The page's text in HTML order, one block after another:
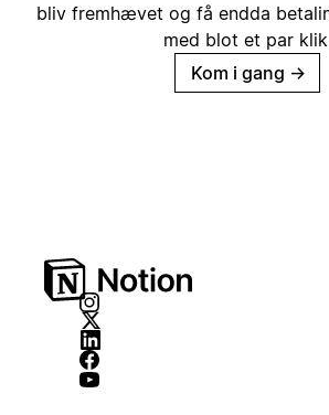
bliv fremhævet og få endda
med blot et par
Kom i gang →